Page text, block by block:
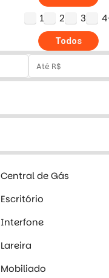
1 2 3
Todos
Central de Gás
Escritório
Interfone
Lareira
Mobiliado